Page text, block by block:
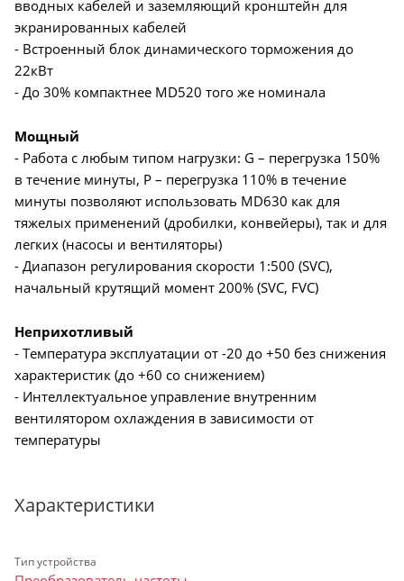
вводных кабелей и заземляющий кронштейн для
экранированных кабелей
- Встроенный блок динамического торможения до
22кВт
- До 30% компактнее MD520 того же номинала
Мощный
- Работа с любым типом нагрузки: G – перегрузка 150%
в течение минуты, P – перегрузка 110% в течение
минуты позволяют использовать MD630 как для
тяжелых применений (дробилки, конвейеры), так и для
легких (насосы и вентиляторы)
- Диапазон регулирования скорости 1:500 (SVC),
начальный крутящий момент 200% (SVC, FVC)
Неприхотливый
- Температура эксплуатации от -20 до +50 без снижения
характеристик (до +60 со снижением)
- Интеллектуальное управление внутренним
вентилятором охлаждения в зависимости от
температуры
Характеристики
Тип устройства